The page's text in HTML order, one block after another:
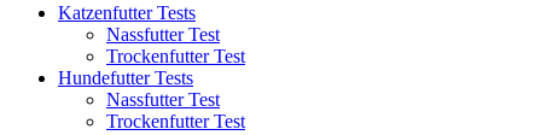
Katzenfutter Tests
Nassfutter Test
Trockenfutter Test
Hundefutter Tests
Nassfutter Test
Trockenfutter Test